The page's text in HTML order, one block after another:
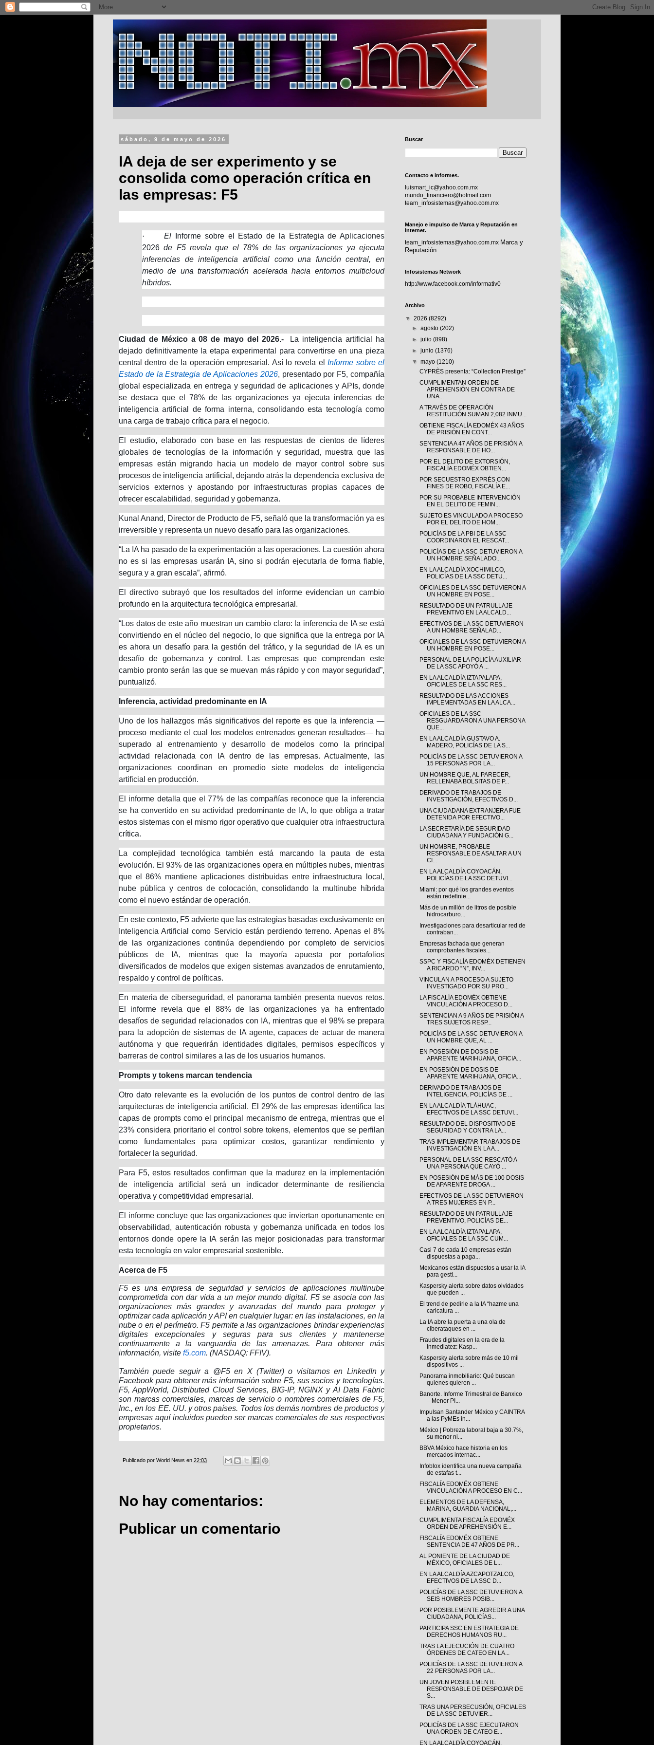
sábado, 9 de mayo de 2026
IA deja de ser experimento y se
consolida como operación crítica en
las empresas: F5
· El
Informe sobre el Estado de la Estrategia de Aplicaciones
2026 de F5 revela que el 78% de las organizaciones ya ejecuta
inferencias de inteligencia artificial como una función central, en
medio de una transformación acelerada hacia entornos multicloud
híbridos.
Ciudad de México a 08 de mayo del 2026.-La inteligencia artificial ha
dejado definitivamente la etapa experimental para convertirse en una pieza
central dentro de la operación empresarial. Así lo revela elInforme sobre el
Estado de la Estrategia de Aplicaciones 2026, presentado por F5, compañía
global especializada en entrega y seguridad de aplicaciones y APIs, donde
se destaca que el 78% de las organizaciones ya ejecuta inferencias de
inteligencia artificial de forma interna, consolidando esta tecnología como
una carga de trabajo crítica para el negocio.
El estudio, elaborado con base en las respuestas de cientos de líderes
globales de tecnologías de la información y seguridad, muestra que las
empresas están migrando hacia un modelo de mayor control sobre sus
procesos de inteligencia artificial, dejando atrás la dependencia exclusiva de
servicios externos y apostando por infraestructuras propias capaces de
ofrecer escalabilidad, seguridad y gobernanza.
Kunal Anand, Director de Producto de F5, señaló que la transformación ya es
irreversible y representa un nuevo desafío para las organizaciones.
“La IA ha pasado de la experimentación a las operaciones. La cuestión ahora
no es si las empresas usarán IA, sino si podrán ejecutarla de forma fiable,
segura y a gran escala”, afirmó.
El directivo subrayó que los resultados del informe evidencian un cambio
profundo en la arquitectura tecnológica empresarial.
“Los datos de este año muestran un cambio claro: la inferencia de IA se está
convirtiendo en el núcleo del negocio, lo que significa que la entrega por IA
es ahora un desafío para la gestión del tráfico, y la seguridad de IA es un
desafío de gobernanza y control. Las empresas que comprendan este
cambio pronto serán las que se muevan más rápido y con mayor seguridad”,
puntualizó.
Inferencia, actividad predominante en IA
Uno de los hallazgos más significativos del reporte es que la inferencia —
proceso mediante el cual los modelos entrenados generan resultados— ha
superado al entrenamiento y desarrollo de modelos como la principal
actividad relacionada con IA dentro de las empresas. Actualmente, las
organizaciones coordinan en promedio siete modelos de inteligencia
artificial en producción.
El informe detalla que el 77% de las compañías reconoce que la inferencia
se ha convertido en su actividad predominante de IA, lo que obliga a tratar
estos sistemas con el mismo rigor operativo que cualquier otra infraestructura
crítica.
La complejidad tecnológica también está marcando la pauta de esta
evolución. El 93% de las organizaciones opera en múltiples nubes, mientras
que el 86% mantiene aplicaciones distribuidas entre infraestructura local,
nube pública y centros de colocación, consolidando la multinube híbrida
como el nuevo estándar de operación.
En este contexto, F5 advierte que las estrategias basadas exclusivamente en
Inteligencia Artificial como Servicio están perdiendo terreno. Apenas el 8%
de las organizaciones continúa dependiendo por completo de servicios
públicos de IA, mientras que la mayoría apuesta por portafolios
diversificados de modelos que exigen sistemas avanzados de enrutamiento,
respaldo y control de políticas.
En materia de ciberseguridad, el panorama también presenta nuevos retos.
El informe revela que el 88% de las organizaciones ya ha enfrentado
desafíos de seguridad relacionados con IA, mientras que el 98% se prepara
para la adopción de sistemas de IA agente, capaces de actuar de manera
autónoma y que requerirán identidades digitales, permisos específicos y
barreras de control similares a las de los usuarios humanos.
Prompts y tokens marcan tendencia
Otro dato relevante es la evolución de los puntos de control dentro de las
arquitecturas de inteligencia artificial. El 29% de las empresas identifica las
capas de prompts como el principal mecanismo de entrega, mientras que el
23% considera prioritario el control sobre tokens, elementos que se perfilan
como fundamentales para optimizar costos, garantizar rendimiento y
fortalecer la seguridad.
Para F5, estos resultados confirman que la madurez en la implementación
de inteligencia artificial será un indicador determinante de resiliencia
operativa y competitividad empresarial.
El informe concluye que las organizaciones que inviertan oportunamente en
observabilidad, autenticación robusta y gobernanza unificada en todos los
entornos donde opere la IA serán las mejor posicionadas para transformar
esta tecnología en valor empresarial sostenible.
Acerca de F5
F5 es una empresa de seguridad y servicios de aplicaciones multinube
comprometida con dar vida a un mejor mundo digital. F5 se asocia con las
organizaciones más grandes y avanzadas del mundo para proteger y
optimizar cada aplicación y API en cualquier lugar: en las instalaciones, en la
nube o en el perímetro. F5 permite a las organizaciones brindar experiencias
digitales excepcionales y seguras para sus clientes y mantenerse
continuamente a la vanguardia de las amenazas. Para obtener más
información, visite f5.com. (NASDAQ: FFIV).
También puede seguir a @F5 en X (Twitter) o visitarnos en LinkedIn y
Facebook para obtener más información sobre F5, sus socios y tecnologías.
F5, AppWorld, Distributed Cloud Services, BIG-IP, NGINX y AI Data Fabric
son marcas comerciales, marcas de servicio o nombres comerciales de F5,
Inc., en los EE. UU. y otros países. Todos los demás nombres de productos y
empresas aquí incluidos pueden ser marcas comerciales de sus respectivos
propietarios.
Publicado por World News en 22:03
No hay comentarios:
Publicar un comentario
Buscar
Contacto e informes.
luismart_ic@yahoo.com.mx
mundo_financiero@hotmail.com
team_infosistemas@yahoo.com.mx
Manejo e impulso de Marca y Reputación en
Internet.
team_infosistemas@yahoo.com.mx Marca y
Reputación
Infosistemas Network
http://www.facebook.com/informativ0
Archivo
▼ 2026 (8292)
►agosto(202)
►julio(898)
►junio(1376)
▼mayo(1210)
CYPRÈS presenta: “Collection Prestige”
CUMPLIMENTAN ORDEN DE
APREHENSIÓN EN CONTRA DE
UNA...
A TRAVÉS DE OPERACIÓN
RESTITUCIÓN SUMAN 2,082 INMU...
OBTIENE FISCALÍA EDOMÉX 43 AÑOS
DE PRISIÓN EN CONT...
SENTENCIA A 47 AÑOS DE PRISIÓN A
RESPONSABLE DE HO...
POR EL DELITO DE EXTORSIÓN,
FISCALÍA EDOMÉX OBTIEN...
POR SECUESTRO EXPRÉS CON
FINES DE ROBO, FISCALÍA E...
POR SU PROBABLE INTERVENCIÓN
EN EL DELITO DE FEMIN...
SUJETO ES VINCULADO A PROCESO
POR EL DELITO DE HOM...
POLICÍAS DE LA PBI DE LA SSC
COORDINARON EL RESCAT...
POLICÍAS DE LA SSC DETUVIERON A
UN HOMBRE SEÑALADO...
EN LA ALCALDÍA XOCHIMILCO,
POLICÍAS DE LA SSC DETU...
OFICIALES DE LA SSC DETUVIERON A
UN HOMBRE EN POSE...
RESULTADO DE UN PATRULLAJE
PREVENTIVO EN LA ALCALD...
EFECTIVOS DE LA SSC DETUVIERON
A UN HOMBRE SEÑALAD...
OFICIALES DE LA SSC DETUVIERON A
UN HOMBRE EN POSE...
PERSONAL DE LA POLICÍA AUXILIAR
DE LA SSC APOYÓ A ...
EN LA ALCALDÍA IZTAPALAPA,
OFICIALES DE LA SSC RES...
RESULTADO DE LAS ACCIONES
IMPLEMENTADAS EN LA ALCA...
OFICIALES DE LA SSC
RESGUARDARON A UNA PERSONA
QUE...
EN LA ALCALDÍA GUSTAVO A.
MADERO, POLICÍAS DE LA S...
POLICÍAS DE LA SSC DETUVIERON A
15 PERSONAS POR LA...
UN HOMBRE QUE, AL PARECER,
RELLENABA BOLSITAS DE P...
DERIVADO DE TRABAJOS DE
INVESTIGACIÓN, EFECTIVOS D...
UNA CIUDADANA EXTRANJERA FUE
DETENIDA POR EFECTIVO...
LA SECRETARÍA DE SEGURIDAD
CIUDADANA Y FUNDACIÓN G...
UN HOMBRE, PROBABLE
RESPONSABLE DE ASALTAR A UN
CI...
EN LA ALCALDÍA COYOACÁN,
POLICÍAS DE LA SSC DETUVI...
Miami: por qué los grandes eventos
están redefinie...
Más de un millón de litros de posible
hidrocarburo...
Investigaciones para desarticular red de
contraban...
Empresas fachada que generan
comprobantes fiscales...
SSPC Y FISCALÍA EDOMÉX DETIENEN
A RICARDO “N”, INV...
VINCULAN A PROCESO A SUJETO
INVESTIGADO POR SU PRO...
LA FISCALÍA EDOMÉX OBTIENE
VINCULACIÓN A PROCESO D...
SENTENCIAN A 9 AÑOS DE PRISIÓN A
TRES SUJETOS RESP...
POLICÍAS DE LA SSC DETUVIERON A
UN HOMBRE QUE, AL ...
EN POSESIÓN DE DOSIS DE
APARENTE MARIHUANA, OFICIA...
EN POSESIÓN DE DOSIS DE
APARENTE MARIHUANA, OFICIA...
DERIVADO DE TRABAJOS DE
INTELIGENCIA, POLICÍAS DE ...
EN LA ALCALDÍA TLÁHUAC,
EFECTIVOS DE LA SSC DETUVI...
RESULTADO DEL DISPOSITIVO DE
SEGURIDAD Y CONTRA LA...
TRAS IMPLEMENTAR TRABAJOS DE
INVESTIGACIÓN EN LA A...
PERSONAL DE LA SSC RESCATÓ A
UNA PERSONA QUE CAYÓ ...
EN POSESIÓN DE MÁS DE 100 DOSIS
DE APARENTE DROGA ...
EFECTIVOS DE LA SSC DETUVIERON
A TRES MUJERES EN P...
RESULTADO DE UN PATRULLAJE
PREVENTIVO, POLICÍAS DE...
EN LA ALCALDÍA IZTAPALAPA,
OFICIALES DE LA SSC CUM...
Casi 7 de cada 10 empresas están
dispuestas a paga...
Mexicanos están dispuestos a usar la IA
para gesti...
Kaspersky alerta sobre datos olvidados
que pueden ...
El trend de pedirle a la IA “hazme una
caricatura ...
La IA abre la puerta a una ola de
ciberataques en ...
Fraudes digitales en la era de la
inmediatez: Kasp...
Kaspersky alerta sobre más de 10 mil
dispositivos ...
Panorama inmobiliario: Qué buscan
quienes quieren ...
Banorte. Informe Trimestral de Banxico
– Menor PI...
Impulsan Santander México y CAINTRA
a las PyMEs in...
México | Pobreza laboral baja a 30.7%,
su menor ni...
BBVA México hace historia en los
mercados internac...
Infoblox identifica una nueva campaña
de estafas t...
FISCALÍA EDOMÉX OBTIENE
VINCULACIÓN A PROCESO EN C...
ELEMENTOS DE LA DEFENSA,
MARINA, GUARDIA NACIONAL,...
CUMPLIMENTA FISCALÍA EDOMÉX
ORDEN DE APREHENSIÓN E...
FISCALÍA EDOMÉX OBTIENE
SENTENCIA DE 47 AÑOS DE PR...
AL PONIENTE DE LA CIUDAD DE
MÉXICO, OFICIALES DE L...
EN LA ALCALDÍA AZCAPOTZALCO,
EFECTIVOS DE LA SSC D...
POLICÍAS DE LA SSC DETUVIERON A
SEIS HOMBRES POSIB...
POR POSIBLEMENTE AGREDIR A UNA
CIUDADANA, POLICÍAS...
PARTICIPA SSC EN ESTRATEGIA DE
DERECHOS HUMANOS RU...
TRAS LA EJECUCIÓN DE CUATRO
ÓRDENES DE CATEO EN LA...
POLICÍAS DE LA SSC DETUVIERON A
22 PERSONAS POR LA...
UN JOVEN POSIBLEMENTE
RESPONSABLE DE DESPOJAR DE
S...
TRAS UNA PERSECUSIÓN, OFICIALES
DE LA SSC DETUVIER...
POLICÍAS DE LA SSC EJECUTARON
UNA ORDEN DE CATEO E...
EN LA ALCALDÍA COYOACÁN,